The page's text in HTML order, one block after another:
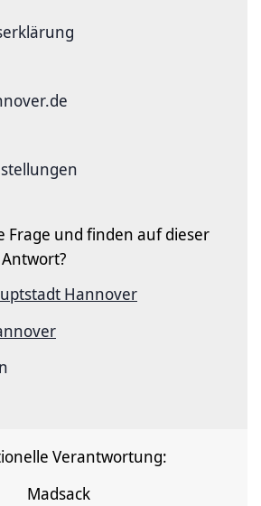
Frage und finden auf dieser
Hannover
Verantwortung:
Madsack